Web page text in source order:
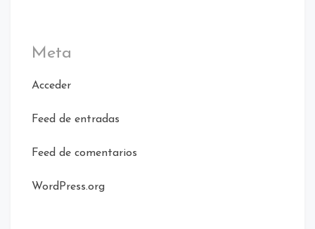
Meta
Acceder
Feed de entradas
Feed de comentarios
WordPress.org